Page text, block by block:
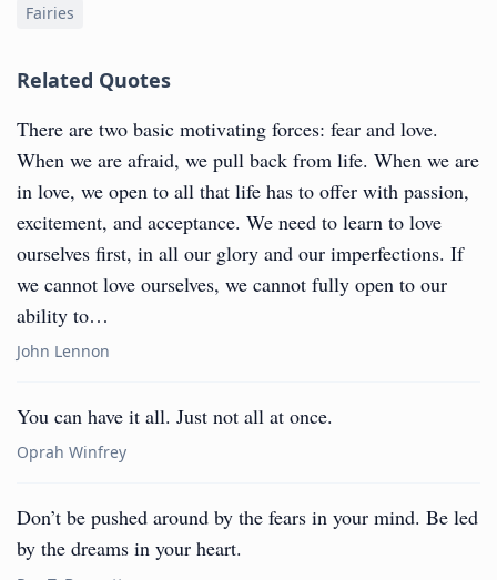
Fairies
Related Quotes
There are two basic motivating forces: fear and love.
When we are afraid, we pull back from life. When we are
in love, we open to all that life has to offer with passion,
excitement, and acceptance. We need to learn to love
ourselves first, in all our glory and our imperfections. If
we cannot love ourselves, we cannot fully open to our
ability to…
John Lennon
You can have it all. Just not all at once.
Oprah Winfrey
Don’t be pushed around by the fears in your mind. Be led
by the dreams in your heart.